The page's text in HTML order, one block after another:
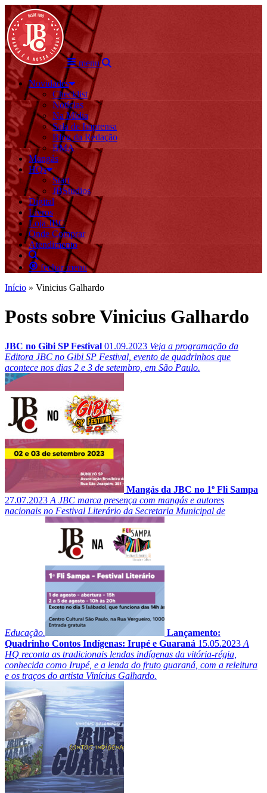
menu
Novidades
Checklist
Notícias
Na Mídia
Sala de Imprensa
Blog da Redação
BMA
Mangás
HQs
Start
JBStudios
Digital
Livros
Loja JBC
Onde Comprar
Atendimento
fechar menu
Início » Vinicius Galhardo
Posts sobre Vinicius Galhardo
JBC no Gibi SP Festival 01.09.2023 Veja a programação da
Editora JBC no Gibi SP Festival, evento de quadrinhos que
acontece nos dias 2 e 3 de setembro, em São Paulo.
Mangás da JBC no 1º Fli Sampa
27.07.2023 A JBC marca presença com mangás e autores
nacionais no Festival Literário da Secretaria Municipal de
Educação.
Lançamento:
Quadrinho Contos Indígenas: Irupé e Guaraná 15.05.2023 A
HQ reconta as tradicionais lendas indígenas da vitória-régia,
conhecida como Irupé, e a lenda do fruto guaraná, com a releitura
e os traços do artista Vinícius Galhardo.